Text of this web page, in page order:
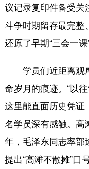
地方频道
北京 天
山东 河南
广东 广
四川 贵
陕西 甘肃
议记录复印件备受关
斗争时期留存最完整
还原了早期“三会一课
学员们近距离观
命岁月的痕迹。“以
这里能直面历史凭证
名学员深有感触。高
年，毛泽东同志率部
提出“高滩不散摊”口